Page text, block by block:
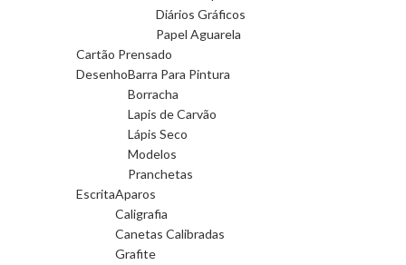
Diários Gráficos
Papel Aguarela
Cartão Prensado
DesenhoBarra Para Pintura
Borracha
Lapis de Carvão
Lápis Seco
Modelos
Pranchetas
EscritaAparos
Caligrafia
Canetas Calibradas
Grafite